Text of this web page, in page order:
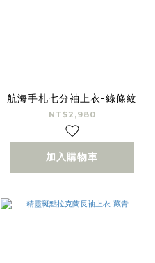
航海手札七分袖上衣-綠條紋
NT$2,980
加入購物車